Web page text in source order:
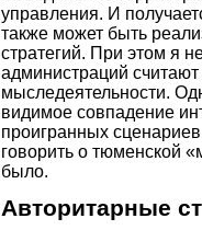
управления. И
также может быть
стратегий. При этом я
администраций считают
мыследеятельности.
видимое совпадение
проигранных
говорить о тюменской
было.
Авторитарные